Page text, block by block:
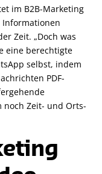
im B2B-Marketing
Informationen
Zeit. „Doch was
eine berechtigte
selbst, indem
PDF-
Zeit- und Orts-